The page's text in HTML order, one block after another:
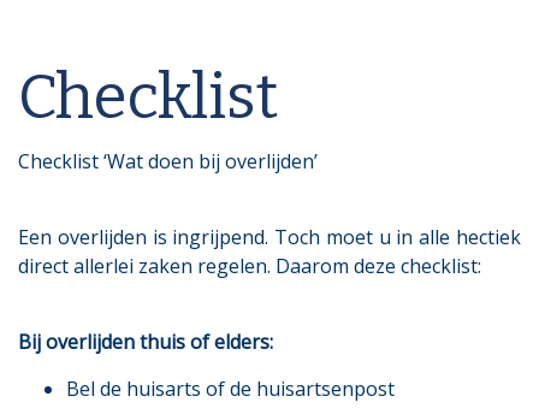
Checklist
Checklist ‘Wat doen bij overlijden’
Een overlijden is ingrijpend. Toch moet u in alle hectiek
direct allerlei zaken regelen. Daarom deze checklist:
Bij overlijden thuis of elders:
Bel de huisarts of de huisartsenpost